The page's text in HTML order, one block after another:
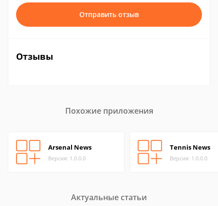
Отправить отзыв
Отзывы
Похожие приложения
Arsenal News
Версия: 1.0.0.0
Tennis News
Версия: 1.0.0.0
Актуальные статьи